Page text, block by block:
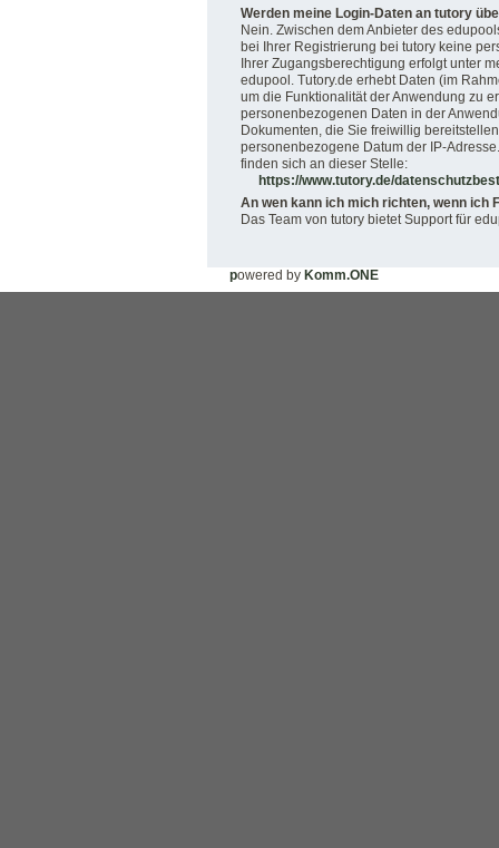
Werden meine Login-Daten an tutory
Nein. Zwischen dem Anbieter des
bei Ihrer Registrierung bei tutory keine
Ihrer Zugangsberechtigung erfolgt unter
edupool. Tutory.de erhebt Daten (im
um die Funktionalität der Anwendung zu
personenbezogenen Daten in der
Dokumenten, die Sie freiwillig
personenbezogene Datum der IP-
finden sich an dieser Stelle:
https://www.tutory.de/
An wen kann ich mich richten, wenn ich
Das Team von tutory bietet Support für
powered by Komm.ONE